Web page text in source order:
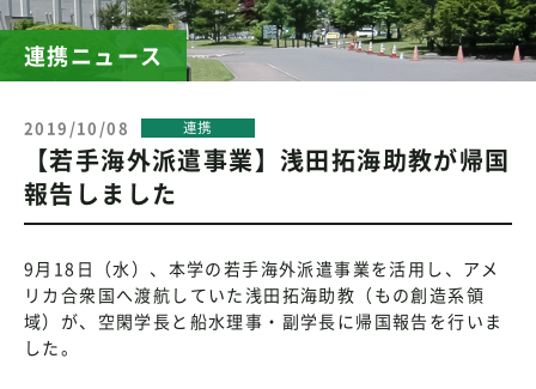
連携ニュース
2019/10/08 連携
【若手海外派遣事業】浅田拓海助教が帰国
報告しました
9月18日（水）、本学の若手海外派遣事業を活用し、アメ
リカ合衆国へ渡航していた浅田拓海助教（もの創造系領
域）が、空閑学長と船水理事・副学長に帰国報告を行いま
した。